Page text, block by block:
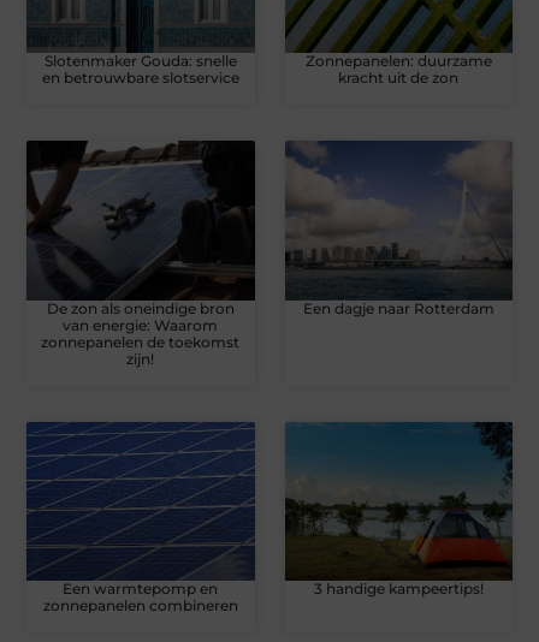
Slotenmaker Gouda: snelle
en betrouwbare slotservice
Zonnepanelen: duurzame
kracht uit de zon
De zon als oneindige bron
van energie: Waarom
zonnepanelen de toekomst
zijn!
Een dagje naar Rotterdam
Een warmtepomp en
zonnepanelen combineren
3 handige kampeertips!